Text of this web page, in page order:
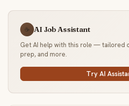
☕ AI Job Assistant
Get AI help with this role — tailored
prep, and more.
Try AI